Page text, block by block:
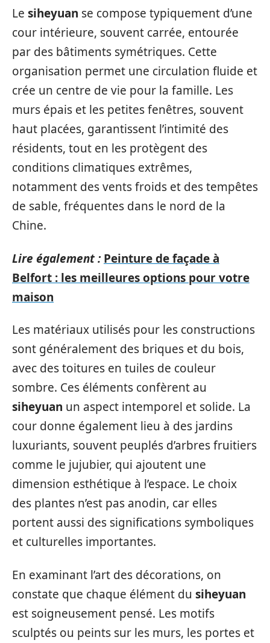
Le siheyuan se compose typiquement d’une
cour intérieure, souvent carrée, entourée
par des bâtiments symétriques. Cette
organisation permet une circulation fluide et
crée un centre de vie pour la famille. Les
murs épais et les petites fenêtres, souvent
haut placées, garantissent l’intimité des
résidents, tout en les protègent des
conditions climatiques extrêmes,
notamment des vents froids et des tempêtes
de sable, fréquentes dans le nord de la
Chine.
Lire également : Peinture de façade à
Belfort : les meilleures options pour votre
maison
Les matériaux utilisés pour les constructions
sont généralement des briques et du bois,
avec des toitures en tuiles de couleur
sombre. Ces éléments confèrent au
siheyuan un aspect intemporel et solide. La
cour donne également lieu à des jardins
luxuriants, souvent peuplés d’arbres fruitiers
comme le jujubier, qui ajoutent une
dimension esthétique à l’espace. Le choix
des plantes n’est pas anodin, car elles
portent aussi des significations symboliques
et culturelles importantes.
En examinant l’art des décorations, on
constate que chaque élément du siheyuan
est soigneusement pensé. Les motifs
sculptés ou peints sur les murs, les portes et